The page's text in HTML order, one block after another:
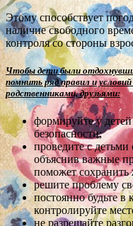
Этому способствует
наличие свободного
контроля со стороны
Чтобы дети были
помнить ряд правил и
родственниками, друзьями:
формируйте у
безопасности;
проведите с
объяснив важные
поможет сохранить
решите проблему
постоянно будьте в
контролируйте
не разрешайте